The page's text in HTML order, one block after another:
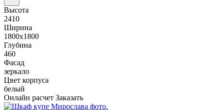
Высота
2410
Ширина
1800x1800
Глубина
460
Фасад
зеркало
Цвет корпуса
белый
Онлайн расчет Заказать